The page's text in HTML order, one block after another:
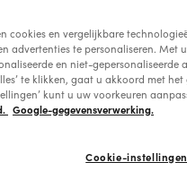
cookies en vergelijkbare
advertenties te personaliseren. Met
en niet-
te klikken, gaat u akkoord met
kunt u uw voorkeuren
Google-gegevensverwerking.
Cookie-instellingen